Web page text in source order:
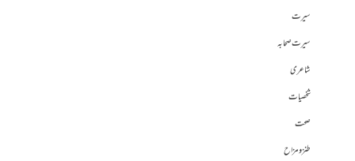
سیرت
سیرت صحابہ
شاعری
شخصیات
صحت
طنز و مزاح